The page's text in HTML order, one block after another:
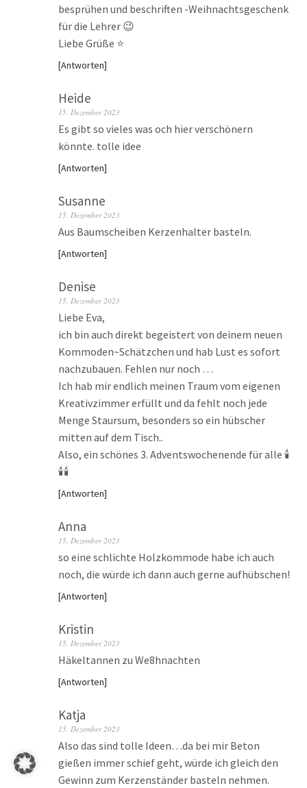
besprühen und beschriften -Weihnachtsgeschenk
für die Lehrer 😉
Liebe Grüße ⭐
Antworten
Heide
15. Dezember 2023
Es gibt so vieles was och hier verschönern
könnte. tolle idee
Antworten
Susanne
15. Dezember 2023
Aus Baumscheiben Kerzenhalter basteln.
Antworten
Denise
15. Dezember 2023
Liebe Eva,
ich bin auch direkt begeistert von deinem neuen
Kommoden~Schätzchen und hab Lust es sofort
nachzubauen. Fehlen nur noch …
Ich hab mir endlich meinen Traum vom eigenen
Kreativzimmer erfüllt und da fehlt noch jede
Menge Staursum, besonders so ein hübscher
mitten auf dem Tisch..
Also, ein schönes 3. Adventswochenende für alle 🕯️
🕯️🕯️
Antworten
Anna
15. Dezember 2023
so eine schlichte Holzkommode habe ich auch
noch, die würde ich dann auch gerne aufhübschen!
Antworten
Kristin
15. Dezember 2023
Häkeltannen zu We8hnachten
Antworten
Katja
15. Dezember 2023
Also das sind tolle Ideen…da bei mir Beton
gießen immer schief geht, würde ich gleich den
Gewinn zum Kerzenständer basteln nehmen.